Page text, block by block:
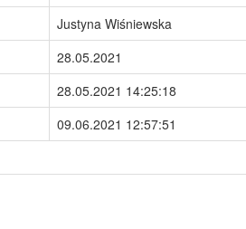
Justyna Wiśniewska
28.05.2021
28.05.2021 14:25:18
09.06.2021 12:57:51